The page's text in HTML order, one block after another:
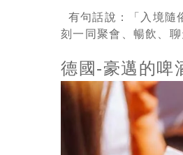
有句話說：「入境隨
刻一同聚會、暢飲、
德國-豪邁的啤